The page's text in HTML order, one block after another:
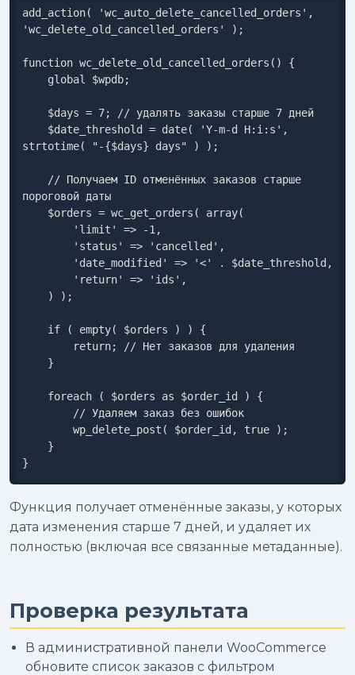
add_action( 'wc_auto_delete_cancelled_orders',
'wc_delete_old_cancelled_orders' );
function wc_delete_old_cancelled_orders() {
strtotime( "-{$days} days" ) );
пороговой даты
}
Функция получает отменённые заказы, у которых
дата изменения старше 7 дней, и удаляет их
полностью (включая все связанные метаданные).
Проверка результата
В административной панели WooCommerce
обновите список заказов с фильтром